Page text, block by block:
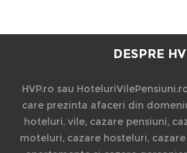
DESPRE
HVP.ro sau
care prezinta afaceri din
hoteluri, vile, cazare pensiuni,
moteluri, cazare hosteluri,